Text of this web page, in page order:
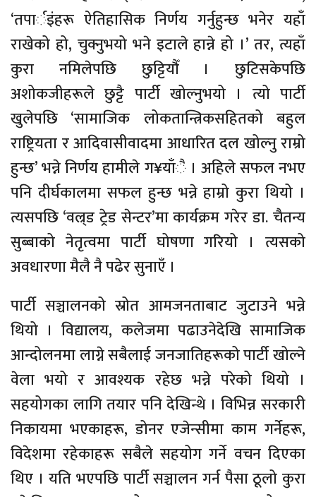
‘तपार्इंहरू ऐतिहासिक निर्णय गर्नुहुन्छ भनेर यहाँ
राखेको हो, चुक्नुभयो भने इटाले हान्ने हो ।’ तर, त्यहाँ
कुरा नमिलेपछि छुट्टियौँ । छुटिसकेपछि
अशोकजीहरूले छुट्टै पार्टी खोल्नुभयो । त्यो पार्टी
खुलेपछि ‘सामाजिक लोकतान्त्रिकसहितको बहुल
राष्ट्रियता र आदिवासीवादमा आधारित दल खोल्नु राम्रो
हुन्छ’ भन्ने निर्णय हामीले ग¥याँै । अहिले सफल नभए
पनि दीर्घकालमा सफल हुन्छ भन्ने हाम्रो कुरा थियो ।
त्यसपछि ‘वल्र्ड ट्रेड सेन्टर’मा कार्यक्रम गरेर डा. चैतन्य
सुब्बाको नेतृत्वमा पार्टी घोषणा गरियो । त्यसको
अवधारणा मैलै नै पढेर सुनाएँ ।
पार्टी सञ्चालनको स्रोत आमजनताबाट जुटाउने भन्ने
थियो । विद्यालय, कलेजमा पढाउनेदेखि सामाजिक
आन्दोलनमा लाग्ने सबैलाई जनजातिहरूको पार्टी खोल्ने
वेला भयो र आवश्यक रहेछ भन्ने परेको थियो ।
सहयोगका लागि तयार पनि देखिन्थे । विभिन्न सरकारी
निकायमा भएकाहरू, डोनर एजेन्सीमा काम गर्नेहरू,
विदेशमा रहेकाहरू सबैले सहयोग गर्ने वचन दिएका
थिए । यति भएपछि पार्टी सञ्चालन गर्न पैसा ठूलो कुरा